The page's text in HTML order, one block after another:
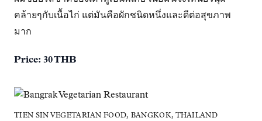
คล้ายๆกับเนื้อไก่ แต่มันคือผักชนิดหนึ่งและดีต่อสุขภาพ
มาก
Price: 30 THB
TIEN SIN VEGETARIAN FOOD, BANGKOK, THAILAND